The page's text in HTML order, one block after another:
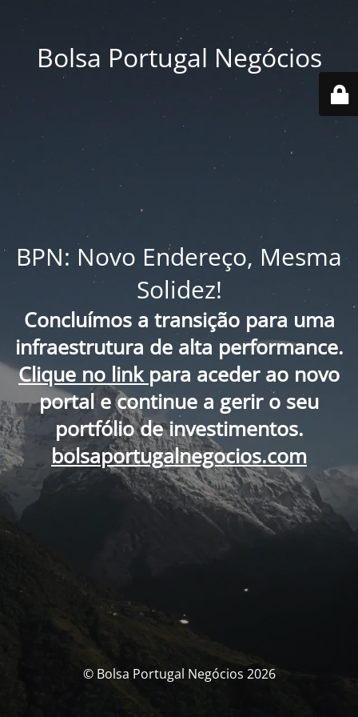
Bolsa Portugal Negócios
BPN: Novo Endereço, Mesma
Solidez!
Concluímos a transição para uma
infraestrutura de alta performance.
Clique no link para aceder ao novo
portal e continue a gerir o seu
portfólio de investimentos.
bolsaportugalnegocios.com
© Bolsa Portugal Negócios 2026